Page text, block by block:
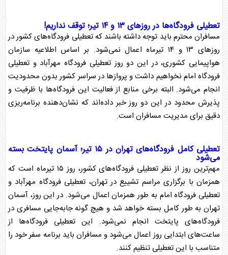
تعطیلی فرودگاه‌ها در روز‌های ۱۳ و ۱۴ تیر؛ توقف نداریم!
مسافران محترم باید توجه داشته باشند کهتعطیلی فرودگاه‌های کشور در
روز‌های ۱۳ و ۱۴ تیرماه اعمال نمی‌شود. بر اساس اطلاعیه سازمان
هواپیمایی کشوری، در این دو روزتعطیلی فرودگاهمهرآباد و تعطیلی
فرودگاه امام نخواهیم داشت و پرواز‌ها در سراسر کشور بدون محدودیت
انجام می‌شود. البته برخی منابع از فعالیت این فرودگاه‌ها با ظرفیت و
پذیرش محدود در این دو روز خبر داده‌اند که نشان‌دهنده برنامه‌ریزی
دقیق برای مدیریت مسافران است.
تعطیلی کامل فرودگاه‌های تهران در ۱۵ تیر؛ آسمان پایتخت بسته
می‌شود
مهم‌ترین روز از نظر تعطیلی فرودگاه
‌های کشور، روز ۱۵ تیرماه است که
همزمان با برگزاری مراسم تشییعدر تهران، تعطیلی فرودگاه مهرآباد و
تعطیلی فرودگاهامام به طور همزمان اعمال می‌شود. در این روز، آسمان
تهران به طور کامل بسته خواهد شد و هیچ گونه جابه‌جایی مسافری در
فرودگاه‌های پایتخت انجام نمی‌شود. این تعطیلی فرودگاه‌ها از
ساعت‌های ابتدایی روز اعمال می‌شود و مسافران باید برنامه سفر خود را
متناسب با این تعطیلی تنظیم کنند.